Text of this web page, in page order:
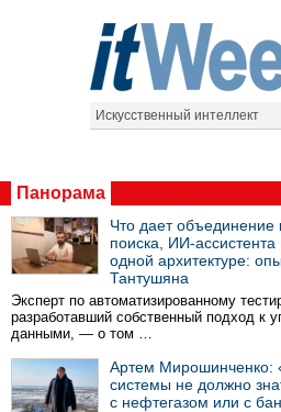
Искусственный интеллект
Панорама
Что дает объединение
поиска, ИИ-
одной архитектуре:
Тантушяна
Эксперт по автоматизированному
разработавший собственный подход к
данными, — о том …
Артем Мирошинченко:
системы не должно
с нефтегазом или с